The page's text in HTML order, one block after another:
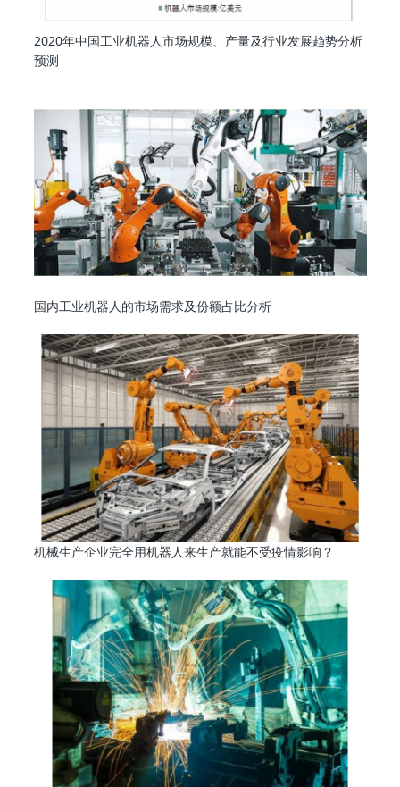
2020年中国工业机器人市场规模、产量及行业发展趋势分析
预测
国内工业机器人的市场需求及份额占比分析
机械生产企业完全用机器人来生产就能不受疫情影响？